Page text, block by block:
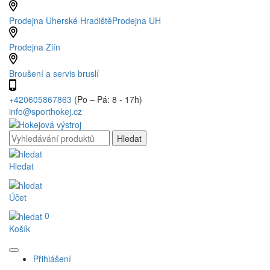
Prodejna Uherské HradištěProdejna UH
Prodejna Zlín
Broušení a servis bruslí
+420605867863 (Po – Pá: 8 - 17h)
info@sporthokej.cz
Hledat
Účet
0
Košík
Přihlášení